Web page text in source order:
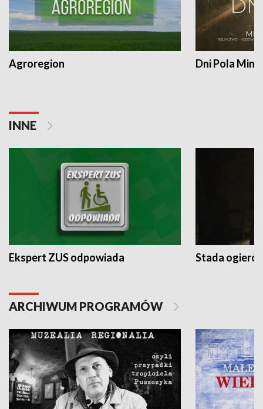
Agroregion Dni Pola
INNE
Ekspert ZUS odpowiada Stada
ARCHIWUM PROGRAMÓW